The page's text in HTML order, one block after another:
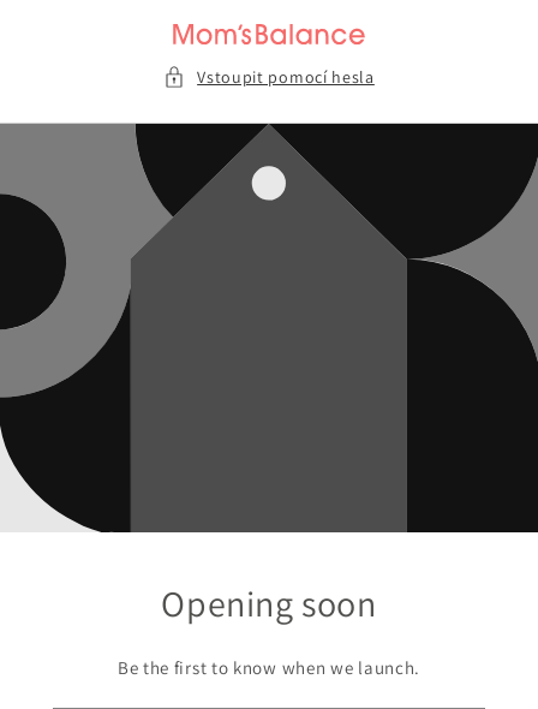
Vstoupit pomocí hesla
Opening soon
Be the first to know when we launch.